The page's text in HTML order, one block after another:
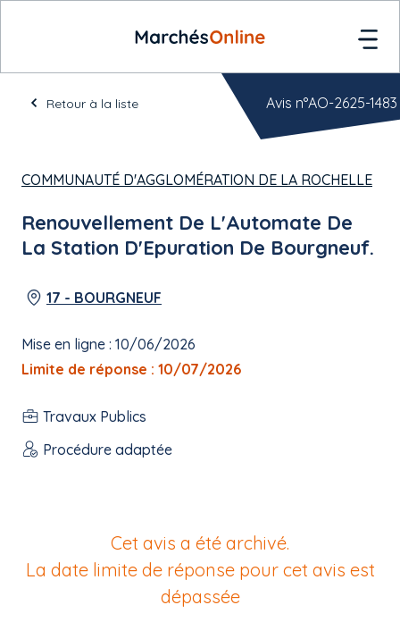
Retour à la liste
COMMUNAUTÉ D'AGGLOMÉRATION DE LA ROCHELLE
Renouvellement De L'Automate De
La Station D'Epuration De Bourgneuf.
17 - BOURGNEUF
Mise en ligne : 10/06/2026
Limite de réponse : 10/07/2026
Travaux Publics
Procédure adaptée
Avis n°AO-2625-1483
Cet avis a été archivé.
La date limite de réponse pour cet avis est
dépassée